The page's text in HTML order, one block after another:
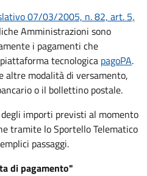
07/03/2005, n. 82, art. 5,
Amministrazioni sono
i pagamenti che
tecnologica pagoPA.
altre modalità di versamento,
o il bollettino postale.
importi previsti al momento
tramite lo Sportello Telematico
passaggi.
di pagamento"